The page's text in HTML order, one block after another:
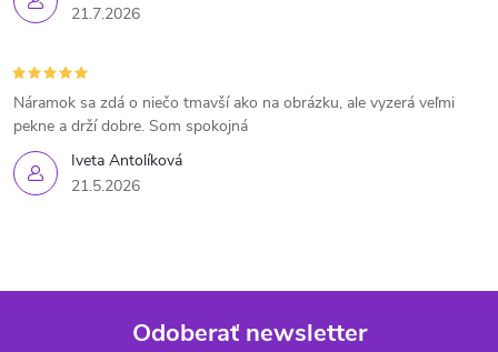
21.7.2026
Iveta Antolíková
21.5.2026
Náramok sa zdá o niečo tmavší ako na obrázku, ale vyzerá veľmi
pekne a drží dobre. Som spokojná
Odoberať newsletter